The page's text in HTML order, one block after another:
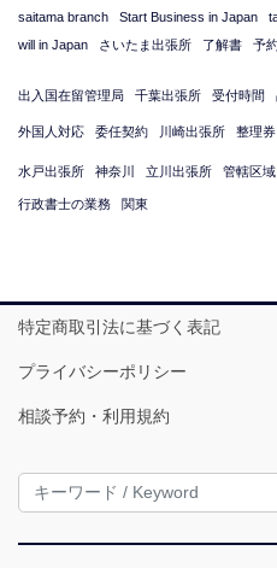
saitama branch
Start Business in Japan
will in Japan
さいたま出張所 了解書 予
出入国在留管理局 千葉出張所 受付時間
外国人対応 委任契約 川崎出張所 整理券
水戸出張所 神奈川 立川出張所 管轄区域
行政書士の業務 関東
特定商取引法に基づく表記
プライバシーポリシー
相談予約・利用規約